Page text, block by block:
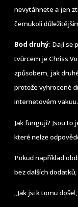
nevytáhnete a jen
čemukoli
Bod druhý: Dají se
tvůrcem je Chriss
způsobem, jak
protože vyhrocené
internetovém vakuu.
Jak fungují? Jsou
které nelze
Pokud například
bez dalších
„Jak jsi k tomu